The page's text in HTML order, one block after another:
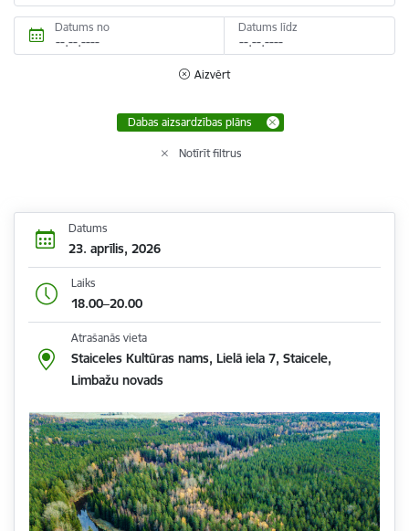
Datums no Datums līdz
Aizvērt
Dabas aizsardzības plāns
Notīrīt filtrus
Datums
23. aprīlis, 2026
Laiks
18.00–20.00
Atrašanās vieta
Staiceles Kultūras nams, Lielā iela 7, Staicele,
Limbažu novads